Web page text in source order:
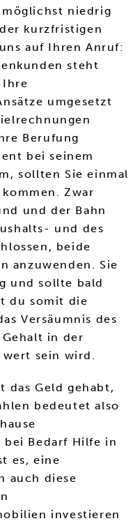
niedrig
kurzfristigen
auf Ihren Anruf:
steht
Ihre
umgesetzt
Berufung
bei seinem
sollten Sie einmal
Zwar
und der Bahn
und des
beide
anzuwenden. Sie
und sollte bald
du somit die
Versäumnis des
Gehalt in der
sein wird.
das Geld gehabt,
bedeutet also
Bedarf Hilfe in
es, eine
auch diese
investieren